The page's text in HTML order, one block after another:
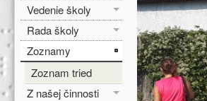
Vedenie školy
Rada školy
Zoznamy
Zoznam tried
Z našej činnosti